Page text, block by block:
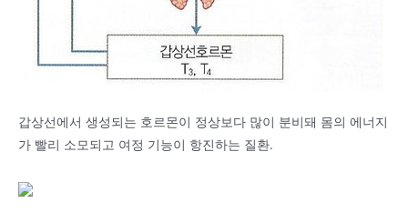
갑상선에서 생성되는 호르몬이 정상보다 많이 분비돼 몸의 에너지
가 빨리 소모되고 여정 기능이 항진하는 질환.